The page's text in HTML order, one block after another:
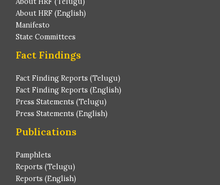
About HRF (English)
Manifesto
State Committees
Fact Findings
Fact Finding Reports (Telugu)
Fact Finding Reports (English)
Press Statements (Telugu)
Press Statements (English)
Publications
Pamphlets
Reports (Telugu)
Reports (English)